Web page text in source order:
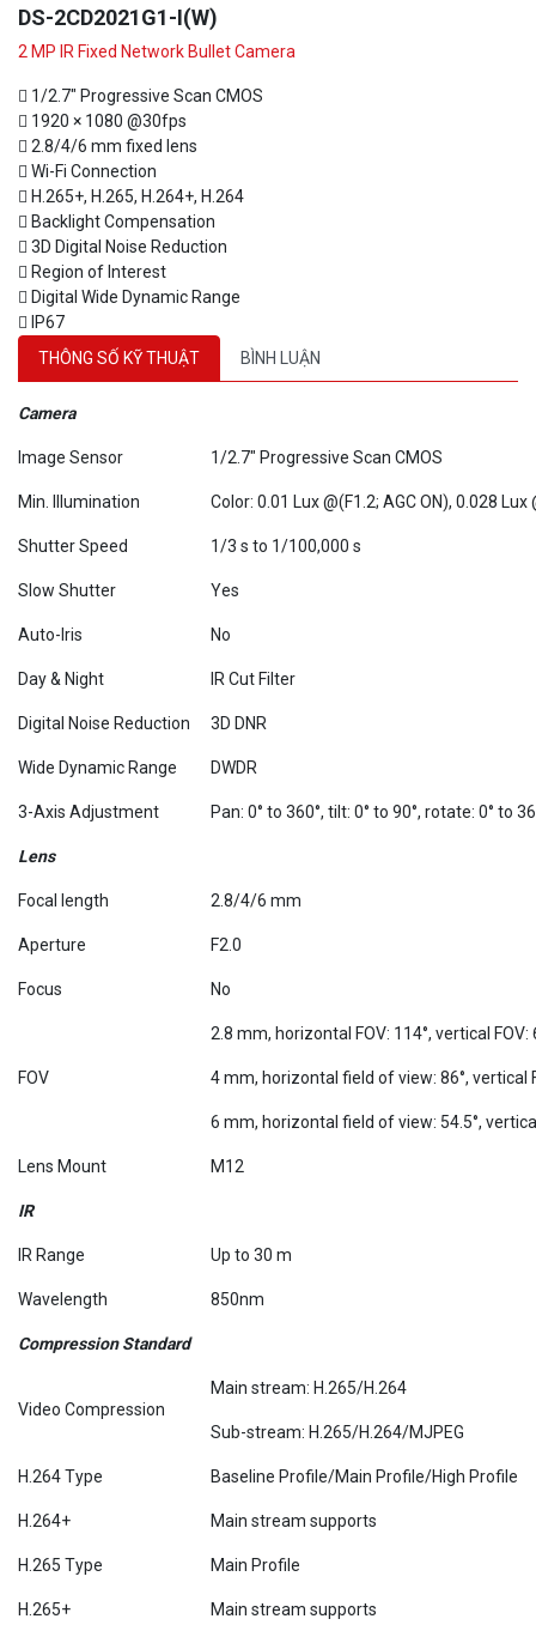
DS-2CD2021G1-I(W)
2 MP IR Fixed Network Bullet Camera
 1/2.7" Progressive Scan CMOS
 1920 × 1080 @30fps
 2.8/4/6 mm fixed lens
 Wi-Fi Connection
 H.265+, H.265, H.264+, H.264
 Backlight Compensation
 3D Digital Noise Reduction
 Region of Interest
 Digital Wide Dynamic Range
 IP67
THÔNG SỐ KỸ THUẬT
BÌNH LUẬN
Camera
Image Sensor 1/2.7" Progressive Scan CMOS
Min. Illumination Color: 0.01 Lux @(F1.2; AGC ON), 0.028 Lux
Shutter Speed 1/3 s to 1/100,000 s
Slow Shutter Yes
Auto-Iris No
Day & Night IR Cut Filter
Digital Noise Reduction 3D DNR
Wide Dynamic Range DWDR
3-Axis Adjustment Pan: 0° to 360°, tilt: 0° to 90°, rotate: 0° to
Lens
Focal length 2.8/4/6 mm
Aperture F2.0
Focus No
FOV
2.8 mm, horizontal FOV: 114°, vertical FOV:
4 mm, horizontal field of view: 86°, vertical
6 mm, horizontal field of view: 54.5°,
Lens Mount M12
IR
IR Range Up to 30 m
Wavelength 850nm
Compression Standard
Video Compression
Main stream: H.265/H.264
Sub-stream: H.265/H.264/MJPEG
H.264 Type Baseline Profile/Main Profile/High Profile
H.264+ Main stream supports
H.265 Type Main Profile
H.265+ Main stream supports